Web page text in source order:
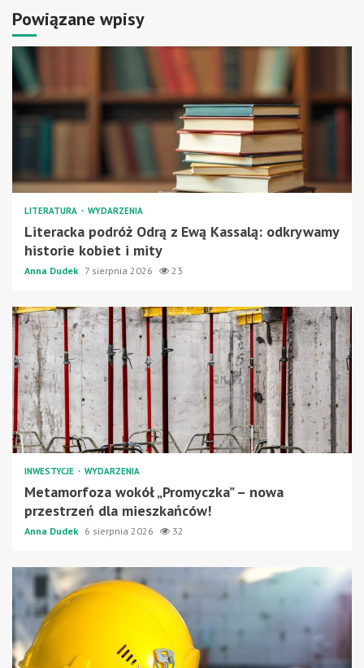
Powiązane wpisy
LITERATURA WYDARZENIA
Literacka podróż Odrą z Ewą Kassalą: odkrywamy
historie kobiet i mity
Anna Dudek 7 sierpnia 2026 23
INWESTYCJE WYDARZENIA
Metamorfoza wokół „Promyczka” – nowa
przestrzeń dla mieszkańców!
Anna Dudek 6 sierpnia 2026 32